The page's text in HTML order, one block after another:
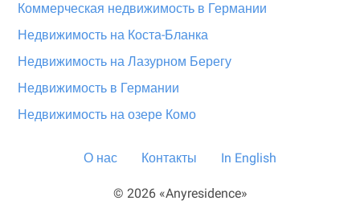
Коммерческая недвижимость в Германии
Недвижимость на Коста-Бланка
Недвижимость на Лазурном Берегу
Недвижимость в Германии
Недвижимость на озере Комо
О нас Контакты In English
© 2026 «Anyresidence»